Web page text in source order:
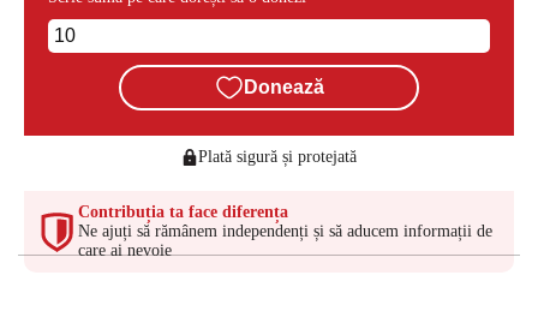
Donează
Plată sigură și protejată
Contribuția ta face diferența
Ne ajuți să rămânem independenți și să aducem informații de
care ai nevoie